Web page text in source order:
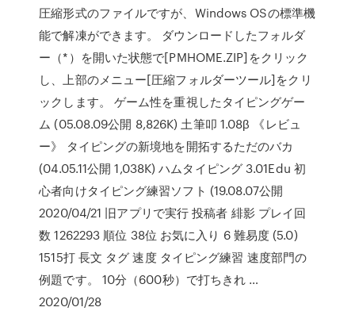
圧縮形式のファイルですが、Windows OSの標準機
能で解凍ができます。 ダウンロードしたフォルダ
ー（*）を開いた状態で[PMHOME.ZIP]をクリック
し、上部のメニュー[圧縮フォルダーツール]をクリ
ックします。 ゲーム性を重視したタイピングゲー
ム (05.08.09公開 8,826K) 土筆叩 1.08β 《レビュ
ー》 タイピングの新境地を開拓するただのバカ
(04.05.11公開 1,038K) ハムタイピング 3.01Edu 初
心者向けタイピング練習ソフト (19.08.07公開
2020/04/21 旧アプリで実行 投稿者 緋影 プレイ回
数 1262293 順位 38位 お気に入り 6 難易度 (5.0)
1515打 長文 タグ 速度 タイピング練習 速度部門の
例題です。 10分（600秒）で打ちきれ …
2020/01/28